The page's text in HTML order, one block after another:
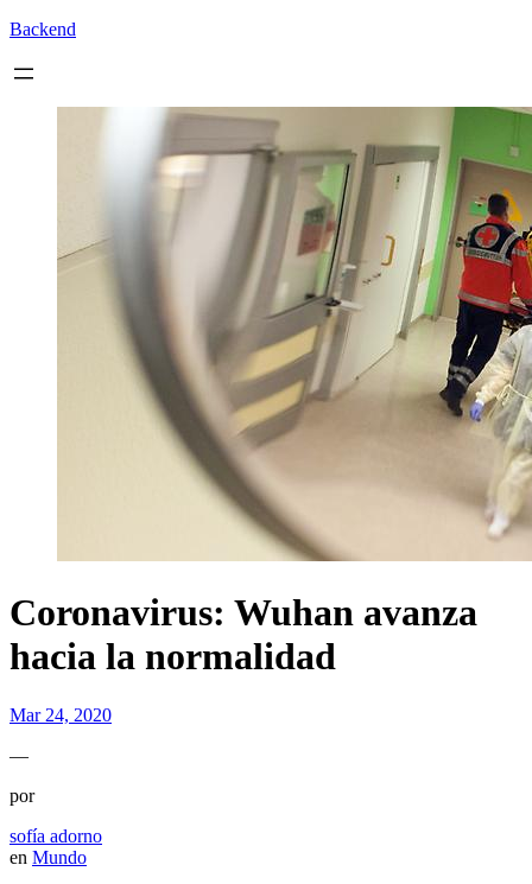
Backend
Coronavirus: Wuhan avanza
hacia la normalidad
Mar 24, 2020
—
por
sofía adorno
en Mundo